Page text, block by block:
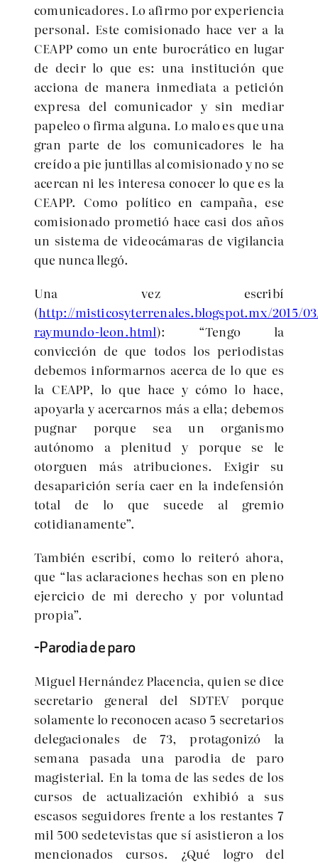
comunicadores. Lo afirmo por experiencia
personal. Este comisionado hace ver a la
CEAPP como un ente burocrático en lugar
de decir lo que es: una institución que
acciona de manera inmediata a petición
expresa del comunicador y sin mediar
papeleo o firma alguna. Lo malo es que una
gran parte de los comunicadores le ha
creído a pie juntillas al comisionado y no se
acercan ni les interesa conocer lo que es la
CEAPP. Como político en campaña, ese
comisionado prometió hace casi dos años
un sistema de videocámaras de vigilancia
que nunca llegó.
Una vez escribí
(http://misticosyterrenales.blogspot.mx/2015/
raymundo-leon.html): “Tengo la
convicción de que todos los periodistas
debemos informarnos acerca de lo que es
la CEAPP, lo que hace y cómo lo hace,
apoyarla y acercarnos más a ella; debemos
pugnar porque sea un organismo
autónomo a plenitud y porque se le
otorguen más atribuciones. Exigir su
desaparición sería caer en la indefensión
total de lo que sucede al gremio
cotidianamente”.
También escribí, como lo reiteró ahora,
que “las aclaraciones hechas son en pleno
ejercicio de mi derecho y por voluntad
propia”.
-Parodia de paro
Miguel Hernández Placencia, quien se dice
secretario general del SDTEV porque
solamente lo reconocen acaso 5 secretarios
delegacionales de 73, protagonizó la
semana pasada una parodia de paro
magisterial. En la toma de las sedes de los
cursos de actualización exhibió a sus
escasos seguidores frente a los restantes 7
mil 500 sedetevistas que sí asistieron a los
mencionados cursos. ¿Qué logro del